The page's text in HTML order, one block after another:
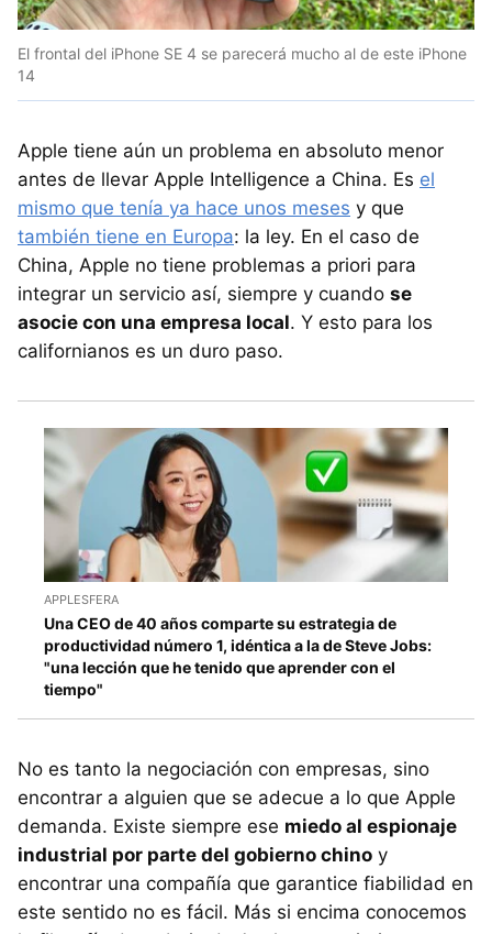
El frontal del iPhone SE 4 se parecerá mucho al de este iPhone
14
Apple tiene aún un problema en absoluto menor
antes de llevar Apple Intelligence a China. Es el
mismo que tenía ya hace unos meses y que
también tiene en Europa: la ley. En el caso de
China, Apple no tiene problemas a priori para
integrar un servicio así, siempre y cuando se
asocie con una empresa local. Y esto para los
californianos es un duro paso.
APPLESFERA
Una CEO de 40 años comparte su estrategia de
productividad número 1, idéntica a la de Steve Jobs:
"una lección que he tenido que aprender con el
tiempo"
No es tanto la negociación con empresas, sino
encontrar a alguien que se adecue a lo que Apple
demanda. Existe siempre ese miedo al espionaje
industrial por parte del gobierno chino y
encontrar una compañía que garantice fiabilidad en
este sentido no es fácil. Más si encima conocemos